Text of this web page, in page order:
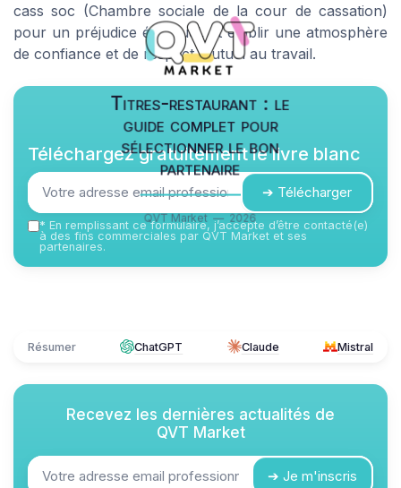
cass soc (Chambre sociale de la cour de cassation)
pour un préjudice éventuel, et établir une atmosphère
de confiance et de respect mutuel au travail.
Titres-restaurant : le
guide complet pour
sélectionner le bon
partenaire
QVT Market — 2026
Téléchargez gratuitement le livre blanc
➔ Télécharger
* En remplissant ce formulaire, j’accepte d’être contacté(e)
à des fins commerciales par QVT Market et ses
partenaires.
Résumer ChatGPT Claude Mistral
Recevez les dernières actualités de
QVT Market
➔ Je m'inscris